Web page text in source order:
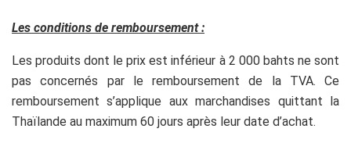
Les conditions de remboursement :
Les produits dont le prix est inférieur à 2 000 bahts ne sont
pas concernés par le remboursement de la TVA. Ce
remboursement s’applique aux marchandises quittant la
Thaïlande au maximum 60 jours après leur date d’achat.